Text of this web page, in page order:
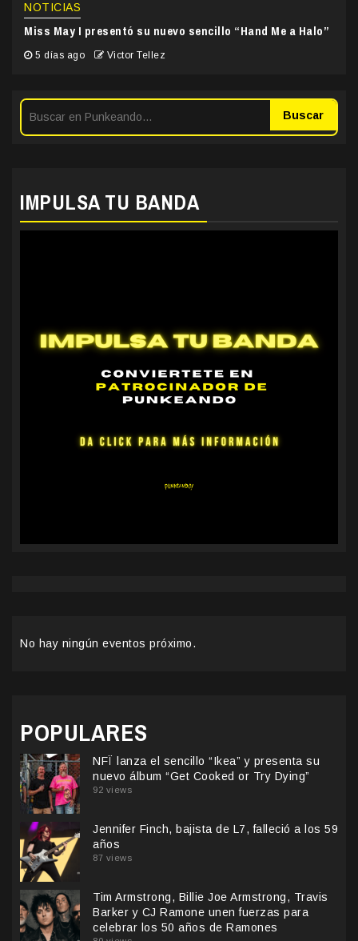
NOTICIAS
Miss May I presentó su nuevo sencillo “Hand Me a Halo”
5 días ago Victor Tellez
Buscar
IMPULSA TU BANDA
No hay ningún eventos próximo.
POPULARES
NFÏ lanza el sencillo “Ikea” y presenta su
nuevo álbum “Get Cooked or Try Dying”
92 views
Jennifer Finch, bajista de L7, falleció a los 59
años
87 views
Tim Armstrong, Billie Joe Armstrong, Travis
Barker y CJ Ramone unen fuerzas para
celebrar los 50 años de Ramones